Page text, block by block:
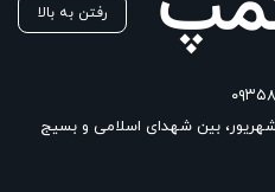
رفتن به بالا
انبار: تهران، شادآباد، خیابان ١٧ شهریور، بین شهدای اسلامی و بسیج